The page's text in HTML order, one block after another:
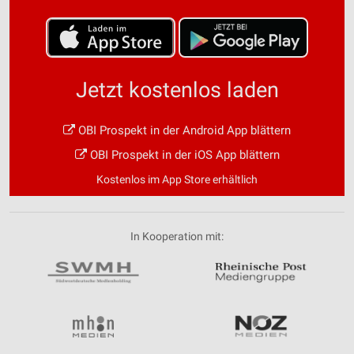
Jetzt kostenlos laden
OBI Prospekt in der Android App blättern
OBI Prospekt in der iOS App blättern
Kostenlos im App Store erhältlich
In Kooperation mit: